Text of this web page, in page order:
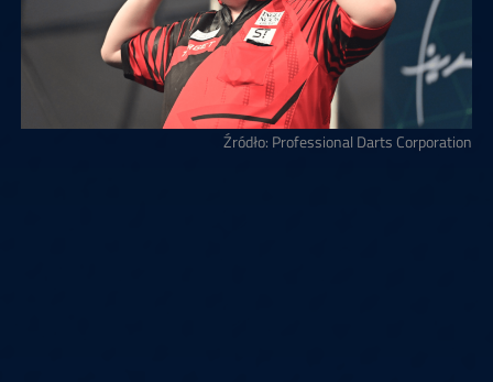
Źródło: Professional Darts Corporation